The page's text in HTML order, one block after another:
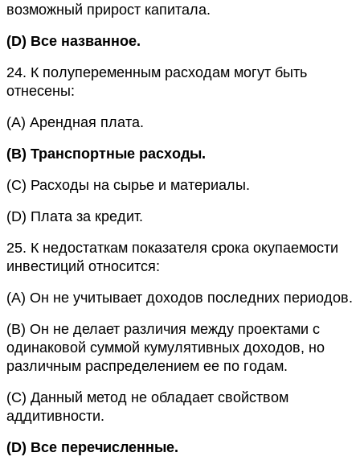
возможный прирост капитала.
(D) Все названное.
24. К полупеременным расходам могут быть
отнесены:
(A) Арендная плата.
(B) Транспортные расходы.
(C) Расходы на сырье и материалы.
(D) Плата за кредит.
25. К недостаткам показателя срока окупаемости
инвестиций относится:
(A) Он не учитывает доходов последних периодов.
(B) Он не делает различия между проектами с
одинаковой суммой кумулятивных доходов, но
различным распределением ее по годам.
(C) Данный метод не обладает свойством
аддитивности.
(D) Все перечисленные.